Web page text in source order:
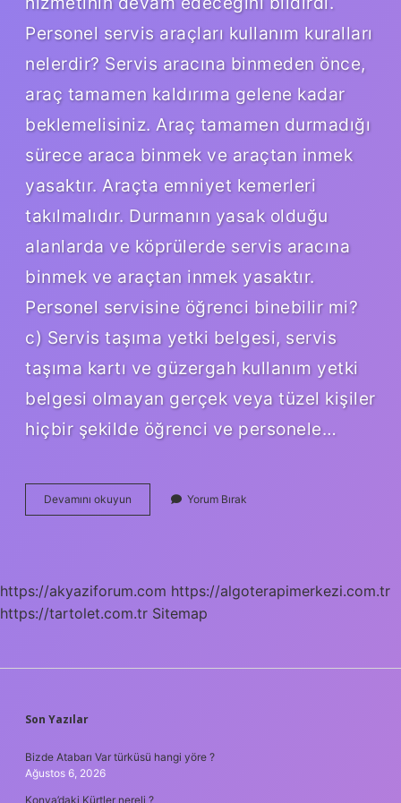
Personel servis araçları kullanım kuralları
nelerdir? Servis aracına binmeden önce,
araç tamamen kaldırıma gelene kadar
beklemelisiniz. Araç tamamen durmadığı
sürece araca binmek ve araçtan inmek
yasaktır. Araçta emniyet kemerleri
takılmalıdır. Durmanın yasak olduğu
alanlarda ve köprülerde servis aracına
binmek ve araçtan inmek yasaktır.
Personel servisine öğrenci binebilir mi?
c) Servis taşıma yetki belgesi, servis
taşıma kartı ve güzergah kullanım yetki
belgesi olmayan gerçek veya tüzel kişiler
hiçbir şekilde öğrenci ve personele…
Devamını okuyun Personel
Servisinden
Yorum Bırak
https://akyaziforum.com https://algoterapimerkezi.com.tr
https://tartolet.com.tr Sitemap
SIDEBAR
Son Yazılar
Bizde Atabarı Var türküsü hangi yöre ?
Ağustos 6, 2026
Konya’daki Kürtler nereli ?